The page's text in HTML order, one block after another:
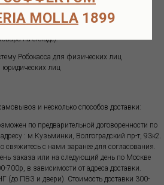
MOLLA 1899
из способов (оплата возможна только
на складе):
Робокасса для физических лиц
юридических лиц
и несколько способов доставки:
по предварительной договоренности по
: м.Кузьминки, Волгоградский пр-т, 93к2.
свяжитесь с нами заранее для согласования.
заказа или на следующий день по Москве
700р, в зависимости от адреса доставки.
(до ПВЗ и двери). Стоимость доставки 300-